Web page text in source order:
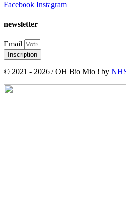
Facebook Instagram
newsletter
Email
Inscription
© 2021 - 2026 / OH Bio Mio ! by